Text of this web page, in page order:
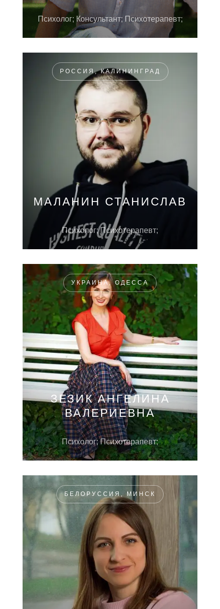
Психолог; Консультант; Психотерапевт;
РОССИЯ, КАЛИНИНГРАД
МАЛАНИН СТАНИСЛАВ
Психолог; Психотерапевт;
УКРАИНА, ОДЕССА
ЗЕЗИК АНГЕЛИНА
ВАЛЕРИЕВНА
Психолог; Психотерапевт;
БЕЛОРУССИЯ, МИНСК